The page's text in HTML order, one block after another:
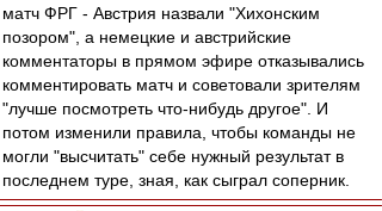
матч ФРГ - Австрия назвали "Хихонским
позором", а немецкие и австрийские
комментаторы в прямом эфире отказывались
комментировать матч и советовали зрителям
"лучше посмотреть что-нибудь другое". И
потом изменили правила, чтобы команды не
могли "высчитать" себе нужный результат в
последнем туре, зная, как сыграл соперник.